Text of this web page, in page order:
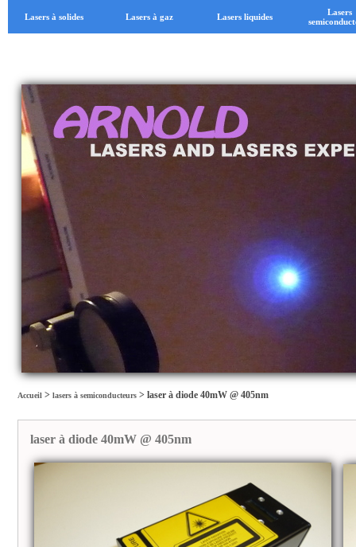
Lasers à solides Lasers à gaz Lasers liquides
Lasers
Accueil > lasers à semiconducteurs > laser à diode 40mW @ 405nm
laser à diode 40mW @ 405nm